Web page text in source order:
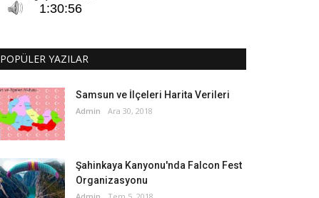
POPÜLER YAZILAR
Samsun ve İlçeleri Harita Verileri
Admin Ara 30, 2018
Şahinkaya Kanyonu'nda Falcon Fest
Organizasyonu